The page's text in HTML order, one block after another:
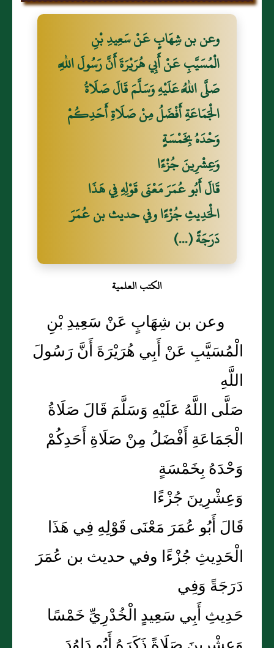
وعن بن شِهَابٍ عَنْ سَعِيدِ بْنِ
الْمُسَيَّبِ عَنْ أَبِي هُرَيْرَةَ أَنَّ رَسُولَ اللَّهِ
صَلَّى اللَّهُ عَلَيْهِ وَسَلَّمَ قَالَ صَلَاةُ
الْجَمَاعَةِ أَفْضَلُ مِنْ صَلَاةِ أَحَدِكُمْ
وَحْدَهُ بِخَمْسَةٍ
وَعِشْرِينَ جُزْءًا
قَالَ أَبُو عُمَرَ مَعْنَى قَوْلِهِ فِي هَذَا
الْحَدِيثِ جُزْءًا وفي حديث بن عُمَرَ
دَرَجَةً (...)
الكتب العلمية
وعن بن شِهَابٍ عَنْ سَعِيدِ بْنِ
الْمُسَيَّبِ عَنْ أَبِي هُرَيْرَةَ أَنَّ رَسُولَ
اللَّهِ
صَلَّى اللَّهُ عَلَيْهِ وَسَلَّمَ قَالَ صَلَاةُ
الْجَمَاعَةِ أَفْضَلُ مِنْ صَلَاةِ أَحَدِكُمْ
وَحْدَهُ بِخَمْسَةٍ
وَعِشْرِينَ جُزْءًا
قَالَ أَبُو عُمَرَ مَعْنَى قَوْلِهِ فِي هَذَا
الْحَدِيثِ جُزْءًا وفي حديث بن عُمَرَ
دَرَجَةً وَفِي
حَدِيثِ أَبِي سَعِيدٍ الْخُدْرِيِّ خَمْسًا